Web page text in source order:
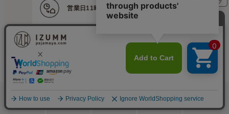
ホーム カート おねむりフェア
営業日11時までのご注文で当日出荷
サクッと お買い物ガイド 詳しいお買い物ガイドへ
■ お届けの目安
※前払いやクレジット決済の場合は決済確認後の出荷となります。